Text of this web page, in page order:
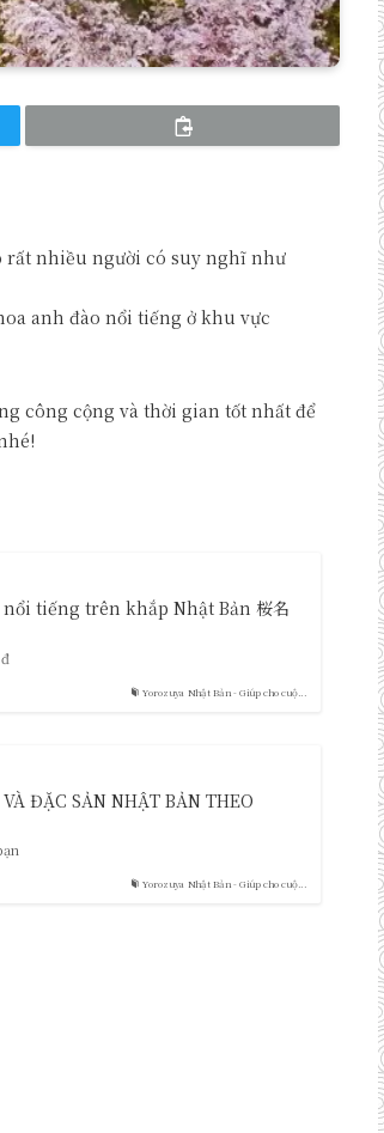
rất nhiều người có suy nghĩ như
anh đào nổi tiếng ở khu vực
công cộng và thời gian tốt nhất để
Yorozuya Nhật Bản - Giúp cho cuộ...
tiếng trên khắp Nhật Bản 桜名
Yorozuya Nhật Bản - Giúp cho cuộ...
ĐẶC SẢN NHẬT BẢN THEO